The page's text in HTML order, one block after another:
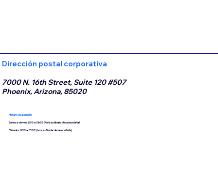
Dirección postal corporativa
7000 N. 16th Street, Suite 120 #507
Phoenix, Arizona, 85020
Horario de atención
Lunes a viernes 9:00 a 18:00 (hora estándar de la montaña)
Sábados 9:00 a 18:00 (hora estándar de la montaña)